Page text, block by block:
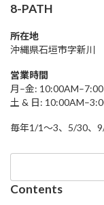
8-PATH
所在地
沖縄県石垣市字新川
営業時間
月–金:
土 & 日:
毎年1/1～3、5/30、
Contents